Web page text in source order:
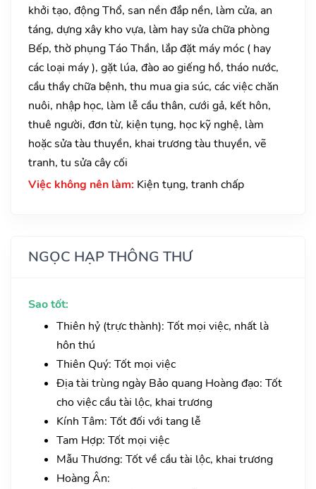
khởi tạo, động Thổ, san nền đắp nền, làm cửa, an
táng, dựng xây kho vựa, làm hay sửa chữa phòng
Bếp, thờ phụng Táo Thần, lắp đặt máy móc ( hay
các loại máy ), gặt lúa, đào ao giếng hồ, tháo nước,
cầu thầy chữa bệnh, thu mua gia súc, các việc chăn
nuôi, nhập học, làm lễ cầu thân, cưới gả, kết hôn,
thuê người, đơn từ, kiện tụng, học kỹ nghệ, làm
hoặc sửa tàu thuyền, khai trương tàu thuyền, vẽ
tranh, tu sửa cây cối
Việc không nên làm: Kiện tụng, tranh chấp
NGỌC HẠP THÔNG THƯ
Sao tốt:
Thiên hỷ (trực thành): Tốt mọi việc, nhất là
hôn thú
Thiên Quý: Tốt mọi việc
Địa tài trùng ngày Bảo quang Hoàng đạo: Tốt
cho việc cầu tài lộc, khai trương
Kính Tâm: Tốt đối với tang lễ
Tam Hợp: Tốt mọi việc
Mẫu Thương: Tốt về cầu tài lộc, khai trương
Hoàng Ân: